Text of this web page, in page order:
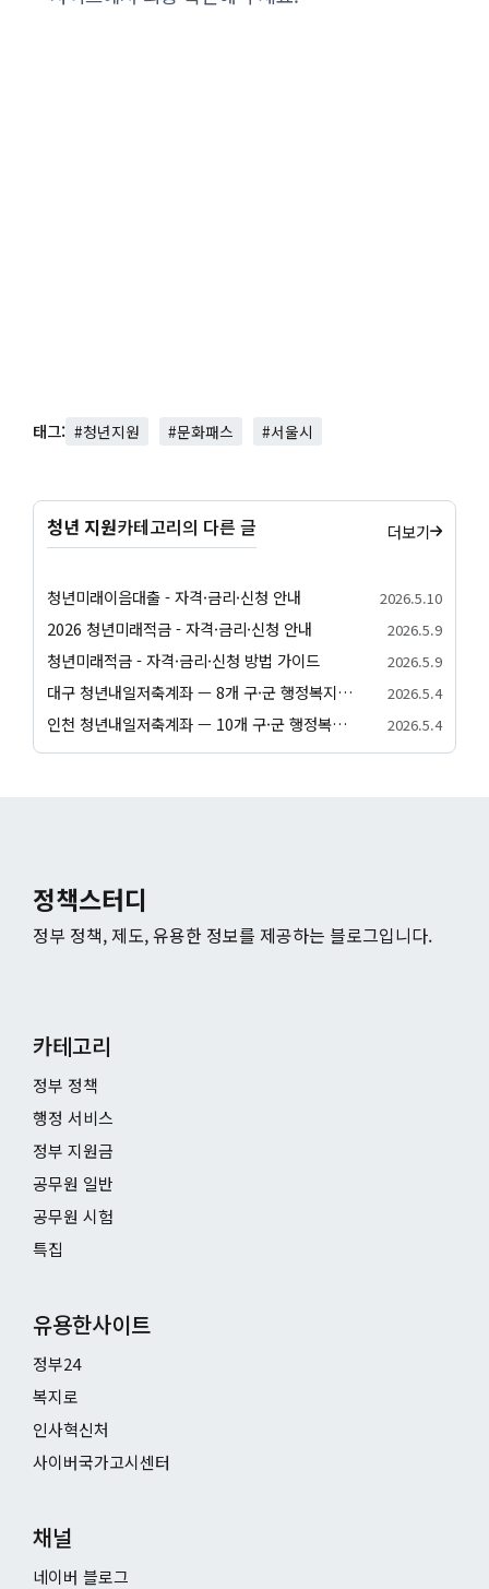
태그: #청년지원 #문화패스 #서울시
청년 지원카테고리의 다른 글 더보기
청년미래이음대출 - 자격·금리·신청 안내 2026.5.10
2026 청년미래적금 - 자격·금리·신청 안내 2026.5.9
청년미래적금 - 자격·금리·신청 방법 가이드 2026.5.9
대구 청년내일저축계좌 — 8개 구·군 행정복지센터 신청 방법 2026.5.4
인천 청년내일저축계좌 — 10개 구·군 행정복지센터 신청 방법 2026.5.4
정책스터디
정부 정책, 제도, 유용한 정보를 제공하는 블로그입니다.
카테고리
정부 정책
행정 서비스
정부 지원금
공무원 일반
공무원 시험
특집
유용한사이트
정부24
복지로
인사혁신처
사이버국가고시센터
채널
네이버 블로그